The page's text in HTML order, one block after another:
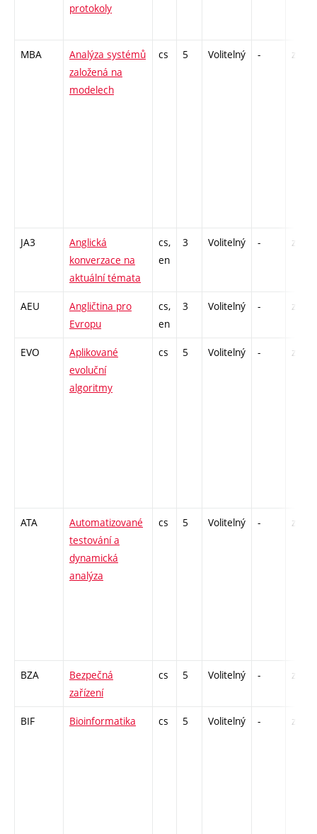
protokoly
MBA
Analýza systémů
založená na
modelech
cs 5 Volitelný - zk
JA3
Anglická
konverzace na
aktuální témata
cs,
en
3 Volitelný - zá,zk
AEU
Angličtina pro
Evropu
cs,
en
3 Volitelný - zá,zk
EVO
Aplikované
evoluční
algoritmy
cs 5 Volitelný - zk
ATA
Automatizované
testování a
dynamická
analýza
cs 5 Volitelný - zk
BZA
Bezpečná
zařízení
cs 5 Volitelný - zk
BIF Bioinformatika cs 5 Volitelný - zk